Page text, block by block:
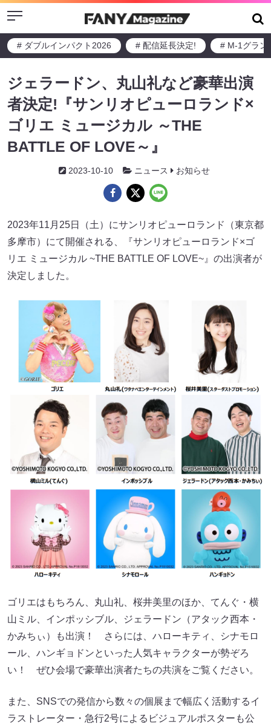
Menu
# ダブルインパクト2026 # 配信延長決定! # M-1グラン
ジェラードン、丸山礼など豪華出演
者決定!『サンリオピューロランド×
ゴリエ ミュージカル ～THE
BATTLE OF LOVE～』
2023-10-10 ニュース お知らせ
2023年11月25日（土）にサンリオピューロランド（東京都
多摩市）にて開催される、『サンリオピューロランド×ゴ
リエ ミュージカル ~THE BATTLE OF LOVE~』の出演者が
決定しました。
ゴリエはもちろん、丸山礼、桜井美里のほか、てんぐ・横
山ミル、インポッシブル、ジェラードン（アタック西本・
かみちぃ）も出演！ さらには、ハローキティ、シナモロ
ール、ハンギョドンといった人気キャラクターが勢ぞろ
い！ ぜひ会場で豪華出演者たちの共演をご覧ください。
また、SNSでの発信から数々の個展まで幅広く活動するイ
ラストレーター・急行2号によるビジュアルポスターも公